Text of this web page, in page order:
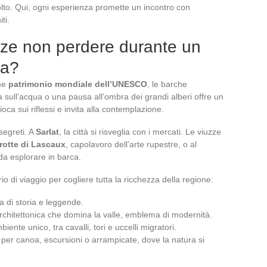
Qui, ogni esperienza promette un incontro con
non perdere durante un
patrimonio mondiale dell’UNESCO , le barche
o una pausa all’ombra dei grandi alberi offre un
sui riflessi e invita alla contemplazione.
ASarlat , la città si risveglia con i mercati. Le viuzze
di Lascaux , capolavoro dell’arte rupestre, o al
esplorare in barca.
di viaggio per cogliere tutta la ricchezza della regione:
di storia e leggende.
che domina la valle, emblema di modernità.
unico, tra cavalli, tori e uccelli migratori.
canoa, escursioni o arrampicate, dove la natura si